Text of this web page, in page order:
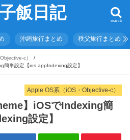
飯日記 search
沖縄旅行まとめ 秩父旅行まとめ
c）
簡単設定【ios appIndexing設定】
Apple OS系（iOS・Objective-c）
】iOSでIndexing簡
設定】